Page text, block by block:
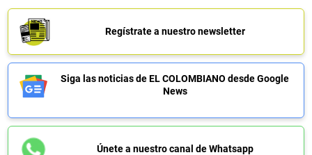
Regístrate a nuestro newsletter
Siga las noticias de EL COLOMBIANO desde Google
News
Únete a nuestro canal de Whatsapp